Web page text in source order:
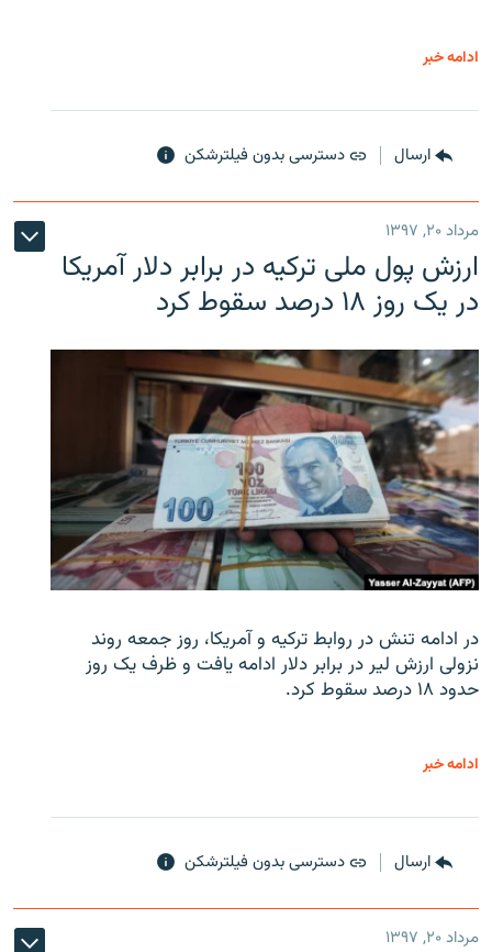
ادامه خبر
ارسال دسترسی بدون فیلترشکن
مرداد ۲۰, ۱۳۹۷
ارزش پول ملی ترکیه در برابر دلار آمریکا
در یک روز ۱۸ درصد سقوط کرد
در ادامه تنش در روابط ترکیه و آمریکا، روز جمعه روند
نزولی ارزش لیر در برابر دلار ادامه یافت و ظرف یک روز
حدود ۱۸ درصد سقوط کرد.
ادامه خبر
ارسال دسترسی بدون فیلترشکن
مرداد ۲۰, ۱۳۹۷